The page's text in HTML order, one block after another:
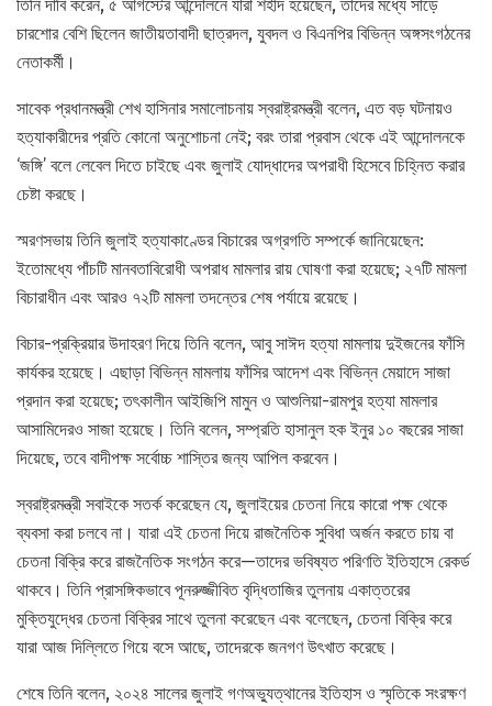
তিনি দাবি করেন, ৫ আগস্টের আন্দোলনে যারা শহীদ হয়েছেন, তাদের মধ্যে সাড়ে
চারশোর বেশি ছিলেন জাতীয়তাবাদী ছাত্রদল, যুবদল ও বিএনপির বিভিন্ন অঙ্গসংগঠনের
নেতাকর্মী।
সাবেক প্রধানমন্ত্রী শেখ হাসিনার সমালোচনায় স্বরাষ্ট্রমন্ত্রী বলেন, এত বড় ঘটনায়ও
হত্যাকারীদের প্রতি কোনো অনুশোচনা নেই; বরং তারা প্রবাস থেকে এই আন্দোলনকে
‘জঙ্গি’ বলে লেবেল দিতে চাইছে এবং জুলাই যোদ্ধাদের অপরাধী হিসেবে চিহ্নিত করার
চেষ্টা করছে।
স্মরণসভায় তিনি জুলাই হত্যাকাণ্ডের বিচারের অগ্রগতি সম্পর্কে জানিয়েছেন:
ইতোমধ্যে পাঁচটি মানবতাবিরোধী অপরাধ মামলার রায় ঘোষণা করা হয়েছে; ২৭টি মামলা
বিচারাধীন এবং আরও ৭২টি মামলা তদন্তের শেষ পর্যায়ে রয়েছে।
বিচার-প্রক্রিয়ার উদাহরণ দিয়ে তিনি বলেন, আবু সাঈদ হত্যা মামলায় দুইজনের ফাঁসি
কার্যকর হয়েছে। এছাড়া বিভিন্ন মামলায় ফাঁসির আদেশ এবং বিভিন্ন মেয়াদে সাজা
প্রদান করা হয়েছে; তৎকালীন আইজিপি মামুন ও আশুলিয়া-রামপুর হত্যা মামলার
আসামিদেরও সাজা হয়েছে। তিনি বলেন, সম্প্রতি হাসানুল হক ইনুর ১০ বছরের সাজা
দিয়েছে, তবে বাদীপক্ষ সর্বোচ্চ শাস্তির জন্য আপিল করবেন।
স্বরাষ্ট্রমন্ত্রী সবাইকে সতর্ক করেছেন যে, জুলাইয়ের চেতনা নিয়ে কারো পক্ষ থেকে
ব্যবসা করা চলবে না। যারা এই চেতনা দিয়ে রাজনৈতিক সুবিধা অর্জন করতে চায় বা
চেতনা বিক্রি করে রাজনৈতিক সংগঠন করে—তাদের ভবিষ্যত পরিণতি ইতিহাসে রেকর্ড
থাকবে। তিনি প্রাসঙ্গিকভাবে পূনরুজ্জীবিত বৃদ্ধিতাজির তুলনায় একাত্তরের
মুক্তিযুদ্ধের চেতনা বিক্রির সাথে তুলনা করেছেন এবং বলেছেন, চেতনা বিক্রি করে
যারা আজ দিল্লিতে গিয়ে বসে আছে, তাদেরকে জনগণ উৎখাত করেছে।
শেষে তিনি বলেন, ২০২৪ সালের জুলাই গণঅভ্যুত্থানের ইতিহাস ও স্মৃতিকে সংরক্ষণ